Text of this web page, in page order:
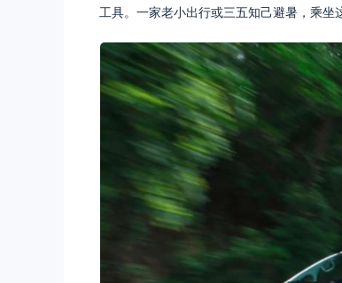
工具。一家老小出行或三五知己避暑，乘坐